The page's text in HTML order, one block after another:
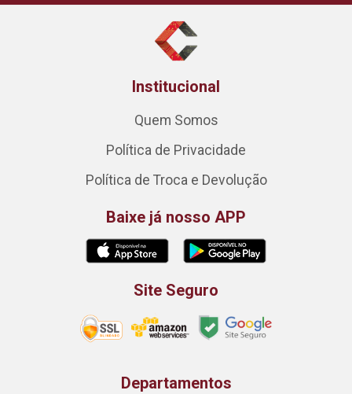
Institucional
Quem Somos
Política de Privacidade
Política de Troca e Devolução
Baixe já nosso APP
Site Seguro
Departamentos